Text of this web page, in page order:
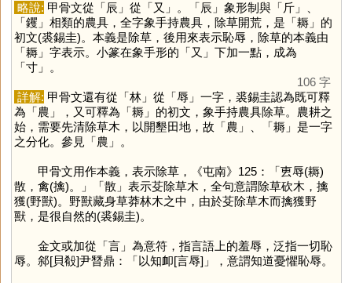
略說: 甲骨文從「辰 」從「又 」。「辰 」象形制與「斤」、
「钁 」相類的農具，全字象手持農具，除草開荒，是「耨」的
初文(裘錫圭)。本義是除草，後用來表示恥辱，除草的本義由
「耨」字表示。小篆在象手形的「又 」下加一點，成為
「寸」。
106 字
詳解: 甲骨文還有從「林」從「辱 」一字，裘錫圭認為既可釋
為「農 」，又可釋為「耨」的初文，象手持農具除草。農耕之
始，需要先清除草木，以開墾田地，故「農 」、「耨」是一字
之分化。參見「農 」。
甲骨文用作本義，表示除草，《屯南》125：「叀辱(耨)
散，禽(擒)。」「散」表示芟除草木，全句意謂除草砍木，擒
獲(野獸)。野獸藏身草莽林木之中，由於芟除草木而擒獲野
獸，是很自然的(裘錫圭)。
金文或加從「言」為意符，指言語上的羞辱，泛指一切恥
辱。䣄[貝殽]尹朁鼎：「以知卹[言辱]」，意謂知道憂懼恥辱。